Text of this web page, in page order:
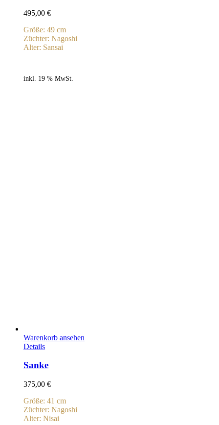
495,00 €
Größe: 49 cm
Züchter: Nagoshi
Alter: Sansai
inkl. 19 % MwSt.
Warenkorb ansehen
Details
Sanke
375,00 €
Größe: 41 cm
Züchter: Nagoshi
Alter: Nisai